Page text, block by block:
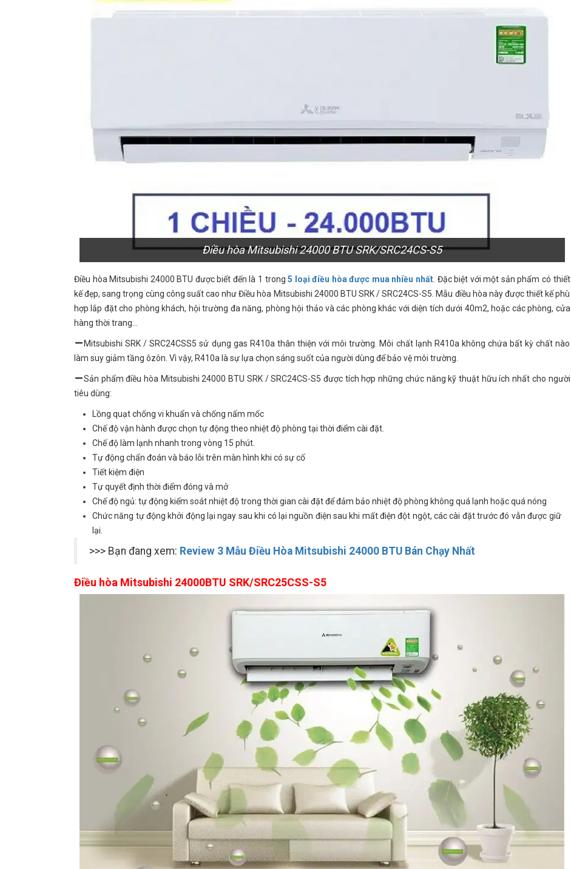
Điều hòa Mitsubishi 24000 BTU SRK/SRC24CS-S5
Điều hòa Mitsubishi 24000 BTU được biết đến là 1 trong5 loại điều hòa được mua nhiều nhất . Đặc biệt với một sản phẩm có thiết
kế đẹp, sang trọng cùng công suất cao như Điều hòa Mitsubishi 24000 BTU SRK / SRC24CS-S5. Mẫu điều hòa này được thiết kế phù
hợp lắp đặt cho phòng khách, hội trường đa năng, phòng hội thảo và các phòng khác với diện tích dưới 40m2, hoặc các phòng, cửa
hàng thời trang…
Mitsubishi SRK / SRC24CSS5 sử dụng gas R410a thân thiện với môi trường. Môi chất lạnh R410a không chứa bất kỳ chất nào
làm suy giảm tầng ôzôn. Vì vậy, R410a là sự lựa chọn sáng suốt của người dùng để bảo vệ môi trường.
Sản phẩm điều hòa Mitsubishi 24000 BTU SRK / SRC24CS-S5 được tích hợp những chức năng kỹ thuật hữu ích nhất cho người
tiêu dùng:
Lồng quạt chống vi khuẩn và chống nấm mốc
Chế độ vận hành được chọn tự động theo nhiệt độ phòng tại thời điểm cài đặt.
Chế độ làm lạnh nhanh trong vòng 15 phút.
Tự động chẩn đoán và báo lỗi trên màn hình khi có sự cố
Tiết kiệm điện
Tự quyết định thời điểm đóng và mở
Chế độ ngủ: tự động kiểm soát nhiệt độ trong thời gian cài đặt để đảm bảo nhiệt độ phòng không quá lạnh hoặc quá nóng
Chức năng tự động khởi động lại ngay sau khi có lại nguồn điện sau khi mất điện đột ngột, các cài đặt trước đó vẫn được giữ
lại.
>>> Bạn đang xem: Review 3 Mẫu Điều Hòa Mitsubishi 24000 BTU Bán Chạy Nhất
Điều hòa Mitsubishi 24000BTU SRK/SRC25CSS-S5